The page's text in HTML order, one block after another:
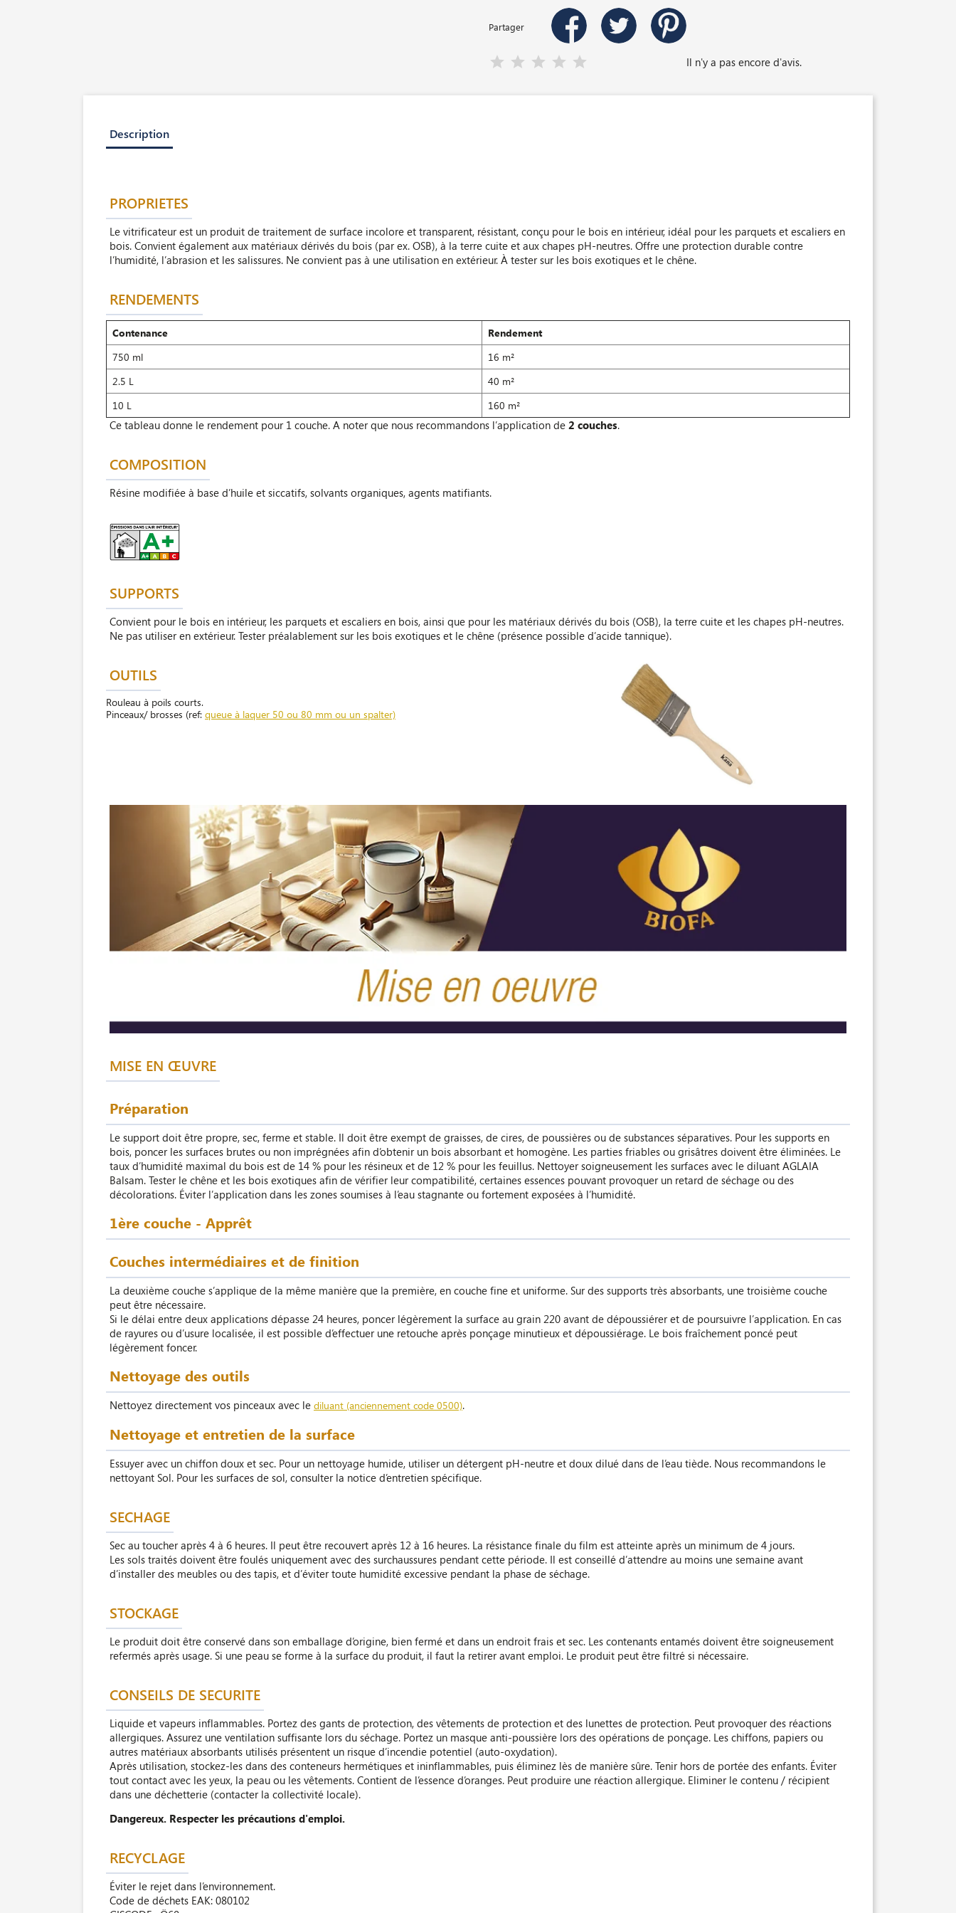
Partager
Il n'y a pas encore d'avis.
Description
PROPRIETES
Le vitrificateur est un produit de traitement de surface incolore et transparent, résistant, conçu pour le bois en intérieur, idéal pour les parquets et escaliers en
bois. Convient également aux matériaux dérivés du bois (par ex. OSB), à la terre cuite et aux chapes pH-neutres. Offre une protection durable contre
l’humidité, l’abrasion et les salissures. Ne convient pas à une utilisation en extérieur. À tester sur les bois exotiques et le chêne.
RENDEMENTS
Contenance
Rendement
750 ml
16 m²
2.5 L
40 m²
10 L
160 m²
Ce tableau donne le rendement pour 1 couche. A noter que nous recommandons l’application de 2 couches.
COMPOSITION
Résine modifiée à base d’huile et siccatifs, solvants organiques, agents matifiants.
SUPPORTS
Convient pour le bois en intérieur, les parquets et escaliers en bois, ainsi que pour les matériaux dérivés du bois (OSB), la terre cuite et les chapes pH-neutres.
Ne pas utiliser en extérieur. Tester préalablement sur les bois exotiques et le chêne (présence possible d’acide tannique).
OUTILS
Rouleau à poils courts.
Pinceaux/ brosses (ref: queue à laquer 50 ou 80 mm ou un spalter)
MISE EN ŒUVRE
Préparation
Le support doit être propre, sec, ferme et stable. Il doit être exempt de graisses, de cires, de poussières ou de substances séparatives. Pour les supports en
bois, poncer les surfaces brutes ou non imprégnées afin d’obtenir un bois absorbant et homogène. Les parties friables ou grisâtres doivent être éliminées. Le
taux d’humidité maximal du bois est de 14 % pour les résineux et de 12 % pour les feuillus. Nettoyer soigneusement les surfaces avec le diluant AGLAIA
Balsam. Tester le chêne et les bois exotiques afin de vérifier leur compatibilité, certaines essences pouvant provoquer un retard de séchage ou des
décolorations. Éviter l’application dans les zones soumises à l’eau stagnante ou fortement exposées à l’humidité.
1ère couche - Apprêt
Couches intermédiaires et de finition
La deuxième couche s’applique de la même manière que la première, en couche fine et uniforme. Sur des supports très absorbants, une troisième couche
peut être nécessaire.
Si le délai entre deux applications dépasse 24 heures, poncer légèrement la surface au grain 220 avant de dépoussiérer et de poursuivre l’application. En cas
de rayures ou d’usure localisée, il est possible d’effectuer une retouche après ponçage minutieux et dépoussiérage. Le bois fraîchement poncé peut
légèrement foncer.
Nettoyage des outils
Nettoyez directement vos pinceaux avec le diluant (anciennement code 0500).
Nettoyage et entretien de la surface
Essuyer avec un chiffon doux et sec. Pour un nettoyage humide, utiliser un détergent pH-neutre et doux dilué dans de l’eau tiède. Nous recommandons le
nettoyant Sol. Pour les surfaces de sol, consulter la notice d’entretien spécifique.
SECHAGE
Sec au toucher après 4 à 6 heures. Il peut être recouvert après 12 à 16 heures. La résistance finale du film est atteinte après un minimum de 4 jours.
Les sols traités doivent être foulés uniquement avec des surchaussures pendant cette période. Il est conseillé d’attendre au moins une semaine avant
d’installer des meubles ou des tapis, et d’éviter toute humidité excessive pendant la phase de séchage.
STOCKAGE
Le produit doit être conservé dans son emballage d’origine, bien fermé et dans un endroit frais et sec. Les contenants entamés doivent être soigneusement
refermés après usage. Si une peau se forme à la surface du produit, il faut la retirer avant emploi. Le produit peut être filtré si nécessaire.
CONSEILS DE SECURITE
Liquide et vapeurs inflammables. Portez des gants de protection, des vêtements de protection et des lunettes de protection. Peut provoquer des réactions
allergiques. Assurez une ventilation suffisante lors du séchage. Portez un masque anti-poussière lors des opérations de ponçage. Les chiffons, papiers ou
autres matériaux absorbants utilisés présentent un risque d’incendie potentiel (auto-oxydation).
Après utilisation, stockez-les dans des conteneurs hermétiques et ininflammables, puis éliminez lès de manière sûre. Tenir hors de portée des enfants. Éviter
tout contact avec les yeux, la peau ou les vêtements. Contient de l’essence d’oranges. Peut produire une réaction allergique. Eliminer le contenu / récipient
dans une déchetterie (contacter la collectivité locale).
Dangereux. Respecter les précautions d'emploi.
RECYCLAGE
Éviter le rejet dans l’environnement.
Code de déchets EAK: 080102